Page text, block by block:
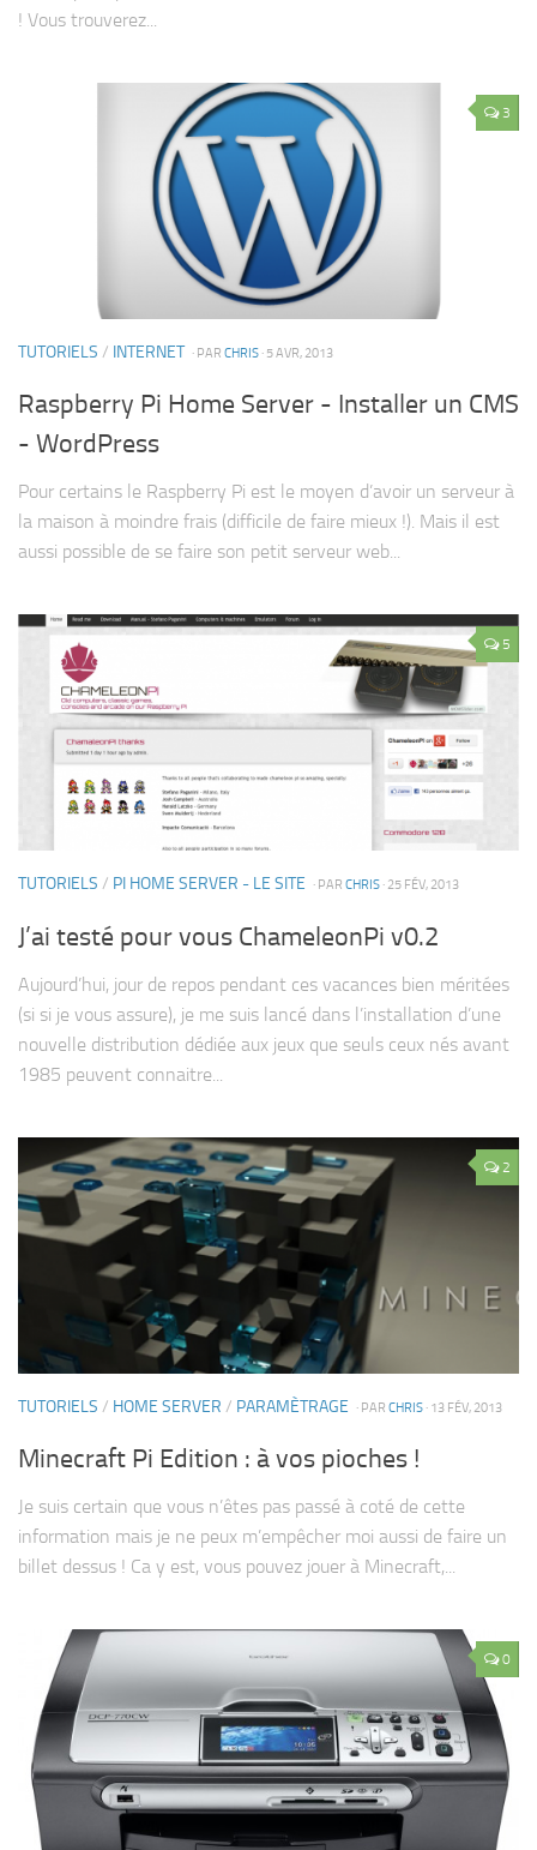
! Vous trouverez...
3
TUTORIELS / INTERNET · PAR CHRIS · 5 AVR, 2013
Raspberry Pi Home Server - Installer un CMS
- WordPress
Pour certains le Raspberry Pi est le moyen d’avoir un serveur à
la maison à moindre frais (difficile de faire mieux !). Mais il est
aussi possible de se faire son petit serveur web...
5
TUTORIELS / PI HOME SERVER - LE SITE · PAR CHRIS · 25 FÉV, 2013
J’ai testé pour vous ChameleonPi v0.2
Aujourd’hui, jour de repos pendant ces vacances bien méritées
(si si je vous assure), je me suis lancé dans l’installation d’une
nouvelle distribution dédiée aux jeux que seuls ceux nés avant
1985 peuvent connaitre...
2
TUTORIELS / HOME SERVER / PARAMÈTRAGE · PAR CHRIS · 13 FÉV, 2013
Minecraft Pi Edition : à vos pioches !
Je suis certain que vous n’êtes pas passé à coté de cette
information mais je ne peux m’empêcher moi aussi de faire un
billet dessus ! Ca y est, vous pouvez jouer à Minecraft,...
0